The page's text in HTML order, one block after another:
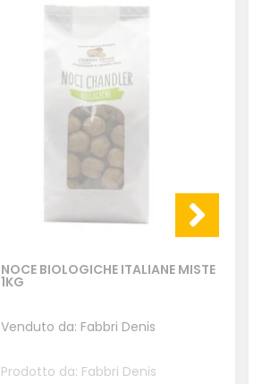
NOCE BIOLOGICHE ITALIANE MISTE
1KG
Venduto da: Fabbri Denis
Prodotto da: Fabbri Denis